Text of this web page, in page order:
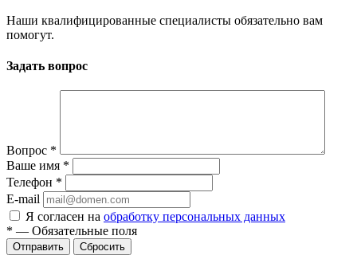
Наши квалифицированные специалисты обязательно вам
помогут.
Задать вопрос
Вопрос *
Ваше имя *
Телефон *
E-mail
Я согласен на обработку персональных данных
* — Обязательные поля
Отправить Сбросить